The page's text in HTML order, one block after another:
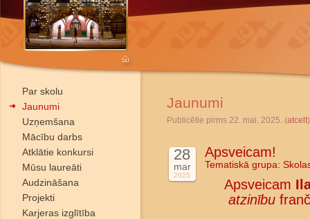
Par skolu
Jaunumi
Uzņemšana
Mācību darbs
Atklātie konkursi
Mūsu laureāti
Audzināšana
Projekti
Karjeras izglītība
Jaunumi
Publicētie pirms 22. mai. 2025. (atcelt)
28
mar
2025
Apsveicam!
Tematiskā grupa:
Apsveicam
atzinību